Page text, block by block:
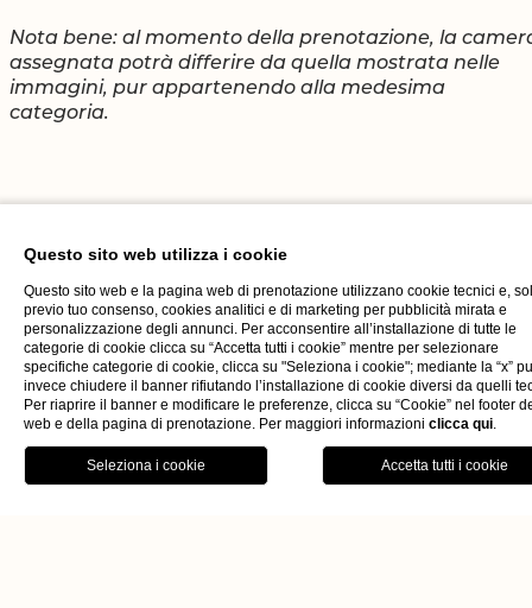
Dove siamoGalleryOfferte
Nota bene: al momento della prenotazione, la
assegnata potrà differire da quella mostrata nelle
immagini, pur appartenendo alla medesima
categoria.
Questo sito web utilizza i cookie
Questo sito web e la pagina web di prenotazione utilizzano cookie tecnici e,
previo tuo consenso, cookies analitici e di marketing per pubblicità mirata e
personalizzazione degli annunci. Per acconsentire all’installazione di tutte le
categorie di cookie clicca su “Accetta tutti i cookie” mentre per selezionare
specifiche categorie di cookie, clicca su "Seleziona i cookie"; mediante la “x”
invece chiudere il banner rifiutando l’installazione di cookie diversi da quelli
Per riaprire il banner e modificare le preferenze, clicca su “Cookie” nel footer
web e della pagina di prenotazione. Per maggiori informazioni clicca qui.